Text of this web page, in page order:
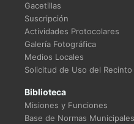
Gacetillas
Suscripción
Actividades Protocolares
Galería Fotográfica
Medios Locales
Solicitud de Uso del Recinto
Biblioteca
Misiones y Funciones
Base de Normas Municipales